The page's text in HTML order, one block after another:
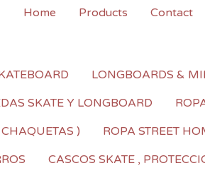
Home Products Contact
LONGBOARDS &
SKATE Y LONGBOARD
)
ROPA STREET
CASCOS SKATE ,